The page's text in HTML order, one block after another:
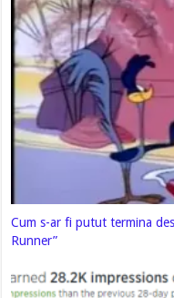
Cum s-ar fi putut termina
Runner”